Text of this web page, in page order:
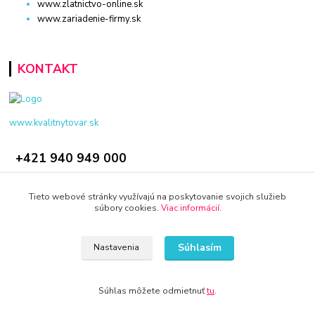
www.zlatnictvo-online.sk
www.zariadenie-firmy.sk
KONTAKT
www.kvalitnytovar.sk
+421 940 949 000
© 2024 Všetky práva vyhradené KAMENIK.SK
Tieto webové stránky využívajú na poskytovanie svojich služieb
súbory cookies. Viac informácií.
Nastavenia Súhlasím
Súhlas môžete odmietnuťtu.